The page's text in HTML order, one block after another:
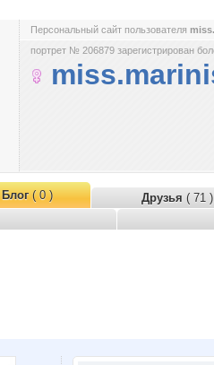
Персональный сайт пользователя
портрет № 206879 зарегистрирован
Блог( 0 ) Друзья ( 71 )